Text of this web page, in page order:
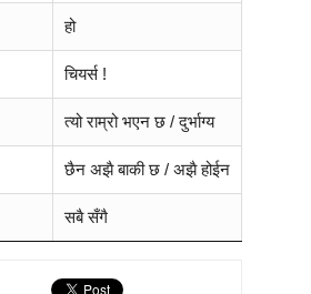
हो
चियर्स !
त्यो राम्रो भएन छ / दुर्भाग्य
छैन अझै बाकी छ / अझै होईन
सबै सँगै